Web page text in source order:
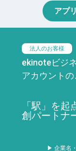
アプ
法人のお客様
ekinoteビジ
アカウント
「駅」を
創パートナ
▶ 企業名